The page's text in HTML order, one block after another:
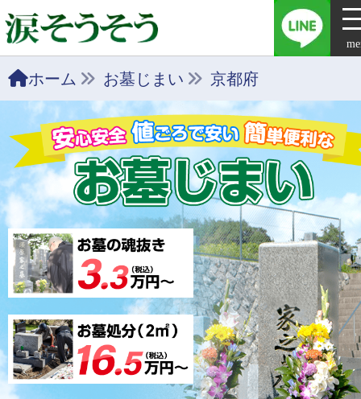
ホーム お墓じまい 京都府